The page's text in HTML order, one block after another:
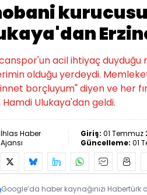
acil ihtiyaç
olduğu yerdeydi.
borçluyum" diyen ve her
Hamdi Ulukaya'dan geldi.
İhlas Haber
Ajansı
Giriş: 01 Temmuz
Güncelleme: 01
Google’da haber kaynağınızı Habertürk